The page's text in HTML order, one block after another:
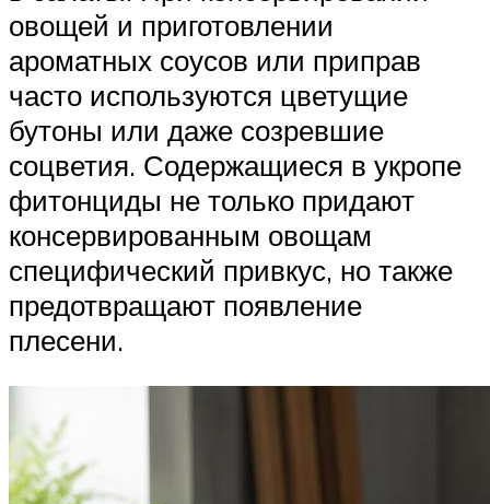
овощей и приготовлении
ароматных соусов или приправ
часто используются цветущие
бутоны или даже созревшие
соцветия. Содержащиеся в укропе
фитонциды не только придают
консервированным овощам
специфический привкус, но также
предотвращают появление
плесени.